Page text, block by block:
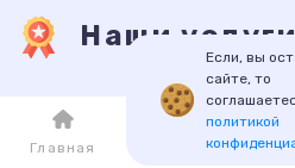
Наши услуги
ПРОДАЖА АРЕНДА
Если, вы
сайте, то
политикой
Главная Каталог